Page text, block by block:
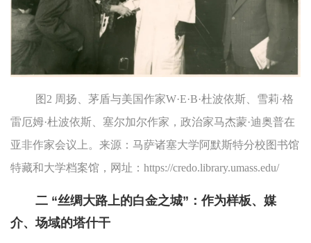
图2 周扬、茅盾与美国作家W·E·B·杜波依斯、雪莉·格
雷厄姆·杜波依斯、塞尔加尔作家，政治家马杰蒙·迪奥普在
亚非作家会议上。来源：马萨诸塞大学阿默斯特分校图书馆
特藏和大学档案馆，网址：https://credo.library.umass.edu/
二 “丝绸大路上的白金之城”：作为样板、媒
介、场域的塔什干